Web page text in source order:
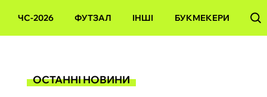
ЧС-2026 ФУТЗАЛ ІНШІ БУКМЕКЕРИ
ОСТАННІ НОВИНИ